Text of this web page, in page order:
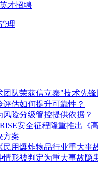
才招聘
理
团队荣获信立泰"技术先
估如何提升可靠性？
风险分级管控提供依据？
安全征程隆重推出《
方案
民用爆炸物品行业重大事
情形被判定为重大事故隐